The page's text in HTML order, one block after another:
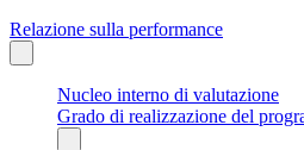
Relazione sulla performance
Nucleo interno di valutazione
Grado di realizzazione del